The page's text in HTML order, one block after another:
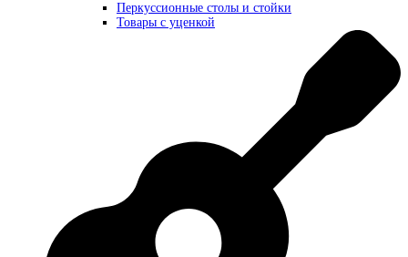
Перкуссионные столы и стойки
Товары с уценкой